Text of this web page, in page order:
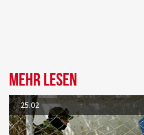
Mehr lesen
25.02